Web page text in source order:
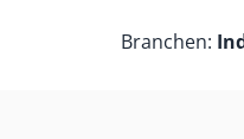
Branchen: